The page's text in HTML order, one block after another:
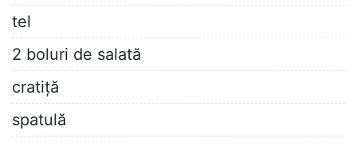
tel
2 boluri de salată
cratiță
spatulă